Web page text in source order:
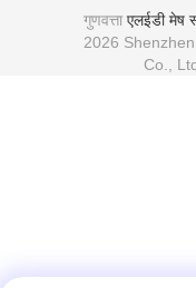
गुणवत्ताएलईडी मेष
2026
Co.,